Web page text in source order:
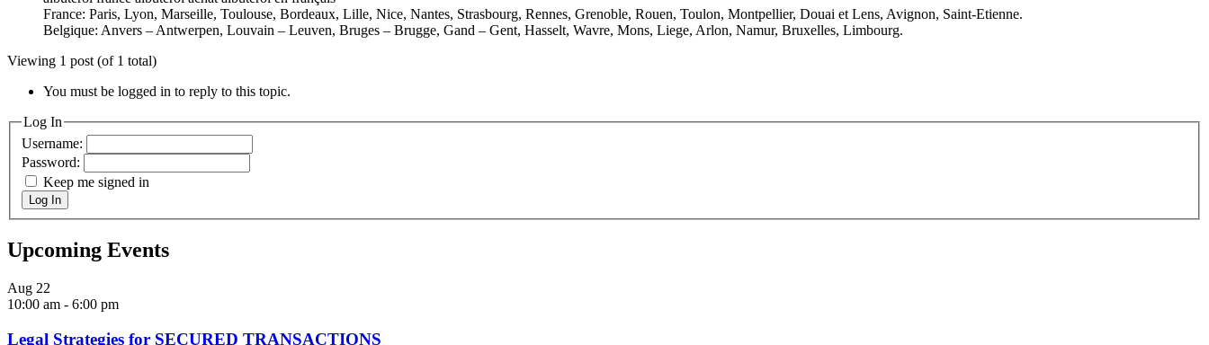
France: Paris, Lyon, Marseille, Toulouse, Bordeaux, Lille, Nice, Nantes, Strasbourg, Rennes, Grenoble, Rouen, Toulon, Montpellier, Douai et Lens, Avignon, Saint-Etienne.
Belgique: Anvers – Antwerpen, Louvain – Leuven, Bruges – Brugge, Gand – Gent, Hasselt, Wavre, Mons, Liege, Arlon, Namur, Bruxelles, Limbourg.
Viewing 1 post (of 1 total)
You must be logged in to reply to this topic.
Log In
Username:
Password:
Keep me signed in
Log In
Upcoming Events
Aug 22
10:00 am - 6:00 pm
Legal Strategies for SECURED TRANSACTIONS